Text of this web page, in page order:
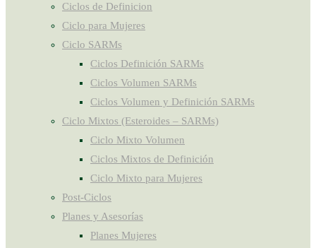
Ciclos de Definicion
Ciclo para Mujeres
Ciclo SARMs
Ciclos Definición SARMs
Ciclos Volumen SARMs
Ciclos Volumen y Definición SARMs
Ciclo Mixtos (Esteroides – SARMs)
Ciclo Mixto Volumen
Ciclos Mixtos de Definición
Ciclo Mixto para Mujeres
Post-Ciclos
Planes y Asesorías
Planes Mujeres